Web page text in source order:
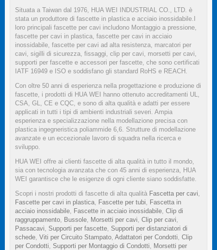
Situata a Taiwan dal 1976, HUA WEI INDUSTRIAL CO., LTD. è
stata un produttore di fascette in plastica e acciaio inossidabile.I
loro principali fascette per cavi includono Montaggio a pressione,
fascette per cavi in plastica, fascette per cavi in acciaio
inossidabile, fascette per cavi ad alta resistenza, marcatori per
cavi, sigilli di sicurezza, fissaggi, clip per cavi, morsetti per cavi,
supporti per fascette e accessori per fascette, che sono certificati
IATF 16949 e ISO e soddisfano gli standard RoHS e REACH.
Con oltre 50 anni di esperienza nella progettazione e produzione di
fascette, i prodotti di HUA WEI hanno ottenuto accreditamenti UL,
CSA, GL, CE e CQC, e sono di alta qualità e adatti per essere
applicati in tutti i tipi di ambienti industriali severi. Ampia
esperienza e specializzazione nella modellazione precisa con
plastica ingegneristica poliammide 6,6. Strutture di modellazione
avanzate e un eccezionale lavoro di squadra nella ricerca e
sviluppo.
HUA WEI offre ai clienti fascette di alta qualità in tutto il mondo,
sia con tecnologia avanzata che con 45 anni di esperienza, HUA
WEI garantisce che le esigenze di ogni cliente siano soddisfatte.
Scopri i nostri prodotti di fascette di alta qualità Fascetta per cavi
Fascette per cavi in plastica
Fascette per tubi
Fascetta in
acciaio inossidabile
Fascette in acciaio inossidabile Clip di
raggruppamento
Bussole Morsetti per cavi Clip per cavi
Passacavi
Supporti per fascette Supporti per distanziatori di
schede Viti per Circuito Stampato Adattatori per Condotti Clip
per Condotti
Supporti per Montaggio di Condotti
Morsetti per